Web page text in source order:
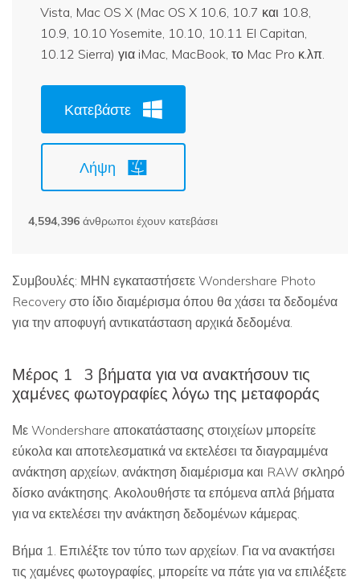
Vista, Mac OS X (Mac OS X 10.6, 10.7 και 10.8,
10.9, 10.10 Yosemite, 10.10, 10.11 El Capitan,
10.12 Sierra) για iMac, MacBook, το Mac Pro κ.λπ.
Κατεβάστε
Λήψη
4,594,396 άνθρωποι έχουν κατεβάσει
Συμβουλές: ΜΗΝ εγκαταστήσετε Wondershare Photo
Recovery στο ίδιο διαμέρισμα όπου θα χάσει τα δεδομένα
για την αποφυγή αντικατάσταση αρχικά δεδομένα.
Μέρος 1
3 βήματα για να ανακτήσουν τις
χαμένες φωτογραφίες λόγω της μεταφοράς
Με Wondershare αποκατάστασης στοιχείων μπορείτε
εύκολα και αποτελεσματικά να εκτελέσει τα διαγραμμένα
ανάκτηση αρχείων, ανάκτηση διαμέρισμα και RAW σκληρό
δίσκο ανάκτησης. Ακολουθήστε τα επόμενα απλά βήματα
για να εκτελέσει την ανάκτηση δεδομένων κάμερας.
Βήμα 1. Επιλέξτε τον τύπο των αρχείων. Για να ανακτήσει
τις χαμένες φωτογραφίες, μπορείτε να πάτε για να επιλέξετε